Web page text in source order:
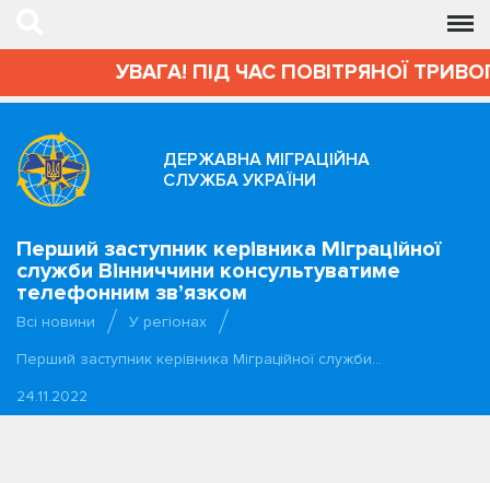
УВАГА! ПІД ЧАС ПОВІТРЯНОЇ
ДЕРЖАВНА МІГРАЦІЙНА
СЛУЖБА УКРАЇНИ
Перший заступник керівника Міграційної
служби Вінниччини консультуватиме
телефонним зв’язком
Всі новини
У регіонах
Перший заступник керівника Міграційної служби…
24.11.2022